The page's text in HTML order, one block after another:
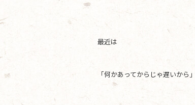
最近は
「何かあってからじゃ遅いから」